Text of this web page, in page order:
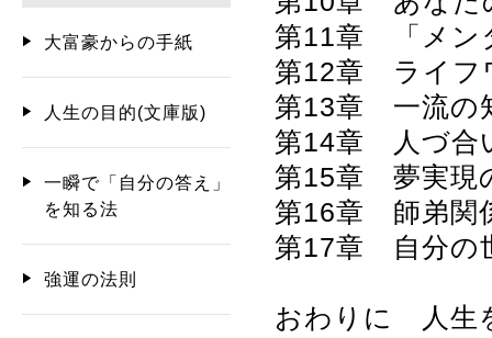
第11章 「メン
第12章 ライフ
第13章 一流の
第14章 人づ合
第15章 夢実現
第16章 師弟関
第17章 自分の
おわりに 人生
大富豪からの手紙
人生の目的(文庫版)
一瞬で「自分の答え」
を知る法
強運の法則